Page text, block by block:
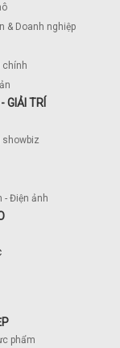
& Doanh nghiệp
chính
GIẢI TRÍ
showbiz
- Điện ảnh
phẩm